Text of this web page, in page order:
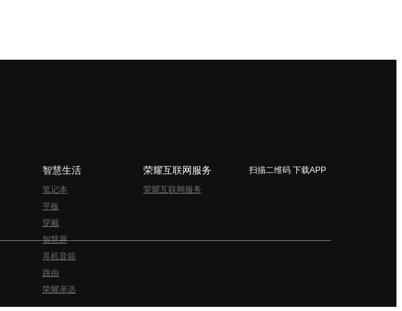
智慧生活
笔记本
平板
穿戴
智慧屏
耳机音箱
路由
荣耀亲选
荣耀互联网服务
荣耀互联网服务
扫描二维码 下载APP